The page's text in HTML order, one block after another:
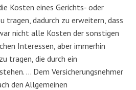
Kosten eines Gerichts- oder
tragen, dadurch zu erweitern, dass
nicht alle Kosten der sonstigen
Interessen, aber immerhin
tragen, die durch ein
… Dem Versicherungsnehmer
den Allgemeinen